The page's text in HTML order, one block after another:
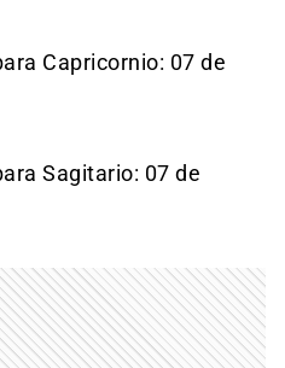
Capricornio: 07 de
Sagitario: 07 de